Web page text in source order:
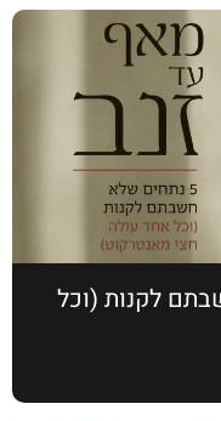
חשבתם לקנות (וכל